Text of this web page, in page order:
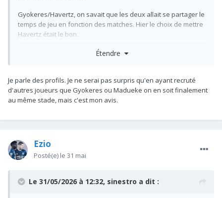
Gyokeres/Havertz, on savait que les deux allait se partager le
temps de jeu en fonction des matches. Hier le choix de mettre
Havertz était le bon.
Madueke est une doublure à Saka, on le savait aussi.
Le seul regret est sans doute de ne pas avoir un Zubimendi
au top niveau et de ne pas être allé chercher un top ailier
gauche. Sinon le reste est cohérent.
de LDC.
Étendre
Je parle des profils. Je ne serai pas surpris qu'en ayant recruté
d'autres joueurs que Gyokeres ou Madueke on en soit finalement
au même stade, mais c'est mon avis.
Ezio
Posté(e) le 31 mai
Le 31/05/2026 à 12:32, sinestro a dit :